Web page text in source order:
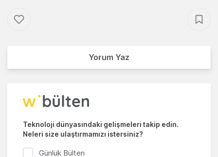
Yorum Yaz
Teknoloji dünyasındaki gelişmeleri takip edin.
Neleri size ulaştırmamızı istersiniz?
Günlük Bülten